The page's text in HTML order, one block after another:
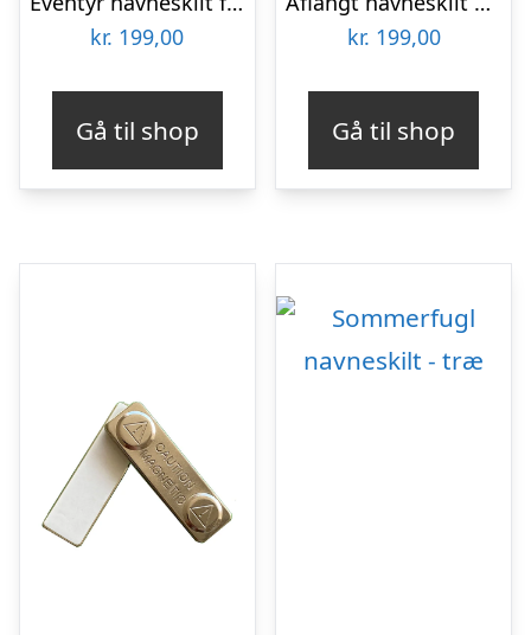
kr. 199,00
Gå til shop
kr. 199,00
Gå til shop